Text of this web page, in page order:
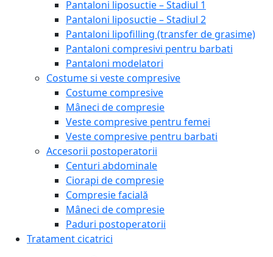
Pantaloni liposuctie – Stadiul 1
Pantaloni liposuctie – Stadiul 2
Pantaloni lipofilling (transfer de grasime)
Pantaloni compresivi pentru barbati
Pantaloni modelatori
Costume si veste compresive
Costume compresive
Mâneci de compresie
Veste compresive pentru femei
Veste compresive pentru barbati
Accesorii postoperatorii
Centuri abdominale
Ciorapi de compresie
Compresie facială
Mâneci de compresie
Paduri postoperatorii
Tratament cicatrici